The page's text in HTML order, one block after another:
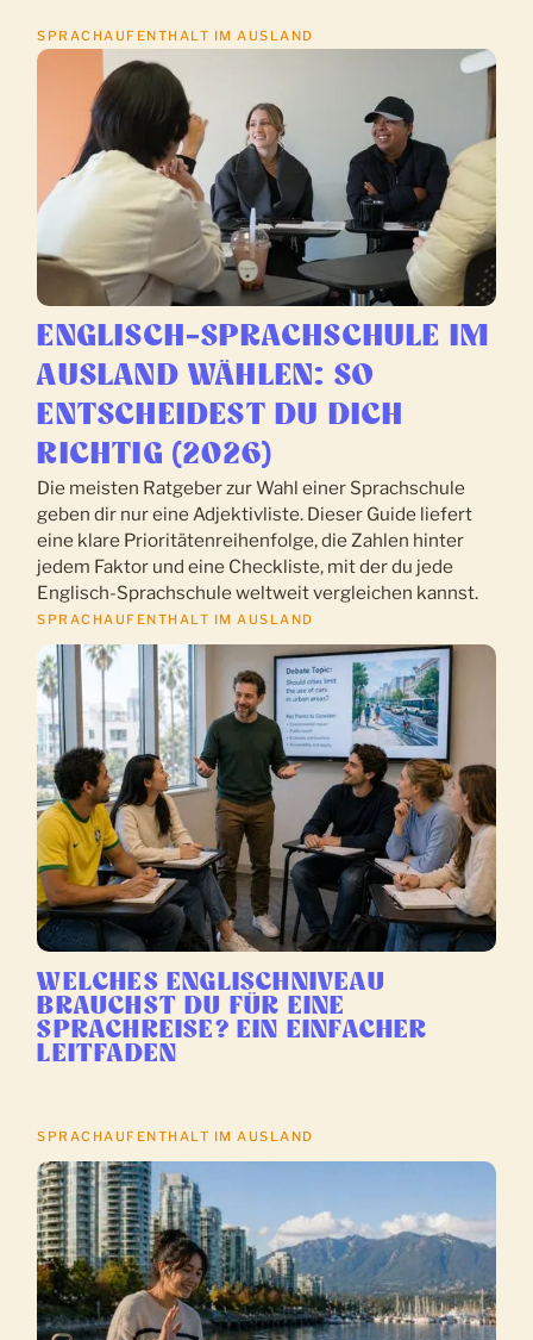
SPRACHAUFENTHALT IM AUSLAND
ENGLISCH-SPRACHSCHULE IM
AUSLAND WÄHLEN: SO
ENTSCHEIDEST DU DICH
RICHTIG (2026)
Die meisten Ratgeber zur Wahl einer Sprachschule
geben dir nur eine Adjektivliste. Dieser Guide liefert
eine klare Prioritätenreihenfolge, die Zahlen hinter
jedem Faktor und eine Checkliste, mit der du jede
Englisch-Sprachschule weltweit vergleichen kannst.
SPRACHAUFENTHALT IM AUSLAND
WELCHES ENGLISCHNIVEAU
BRAUCHST DU FÜR EINE
SPRACHREISE? EIN EINFACHER
LEITFADEN
SPRACHAUFENTHALT IM AUSLAND